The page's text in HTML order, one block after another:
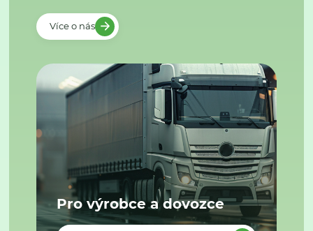
Více o nás
Pro výrobce a dovozce